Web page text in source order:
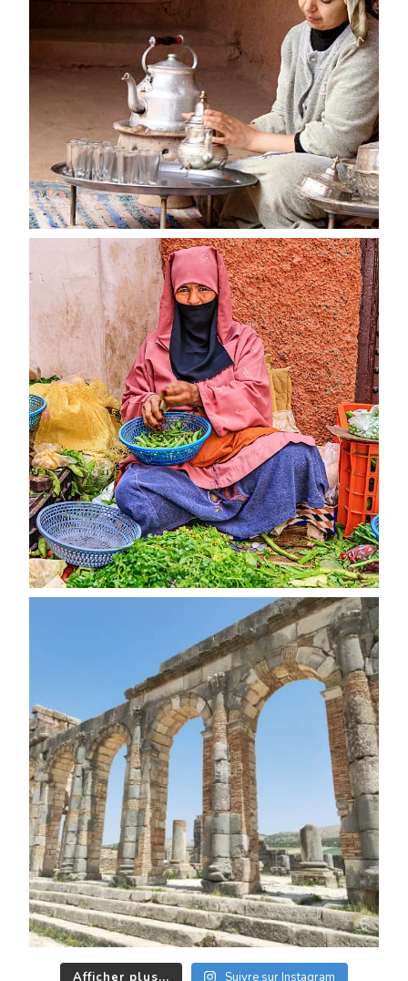
Afficher plus... Suivre sur Instagram